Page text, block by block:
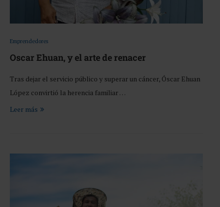
Emprendedores
Oscar Ehuan, y el arte de renacer
Tras dejar el servicio público y superar un cáncer, Óscar Ehuan
López convirtió la herencia familiar …
Leer más